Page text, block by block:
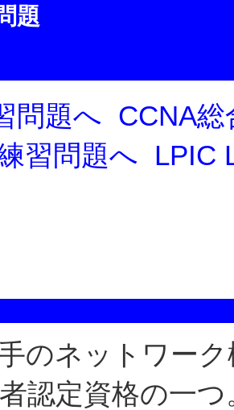
題
問題へ CCNA
習問題へ LPIC
のネットワー
認定資格の一つ